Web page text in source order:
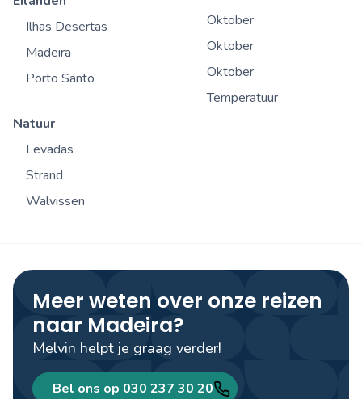
Ilhas Desertas
Madeira
Porto Santo
Natuur
Levadas
Strand
Walvissen
Oktober
Oktober
Oktober
Temperatuur
Meer weten over onze reizen
naar Madeira?
Melvin helpt je graag verder!
Bel ons op 030 237 30 20